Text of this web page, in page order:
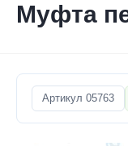
Муфта
Артикул 05763